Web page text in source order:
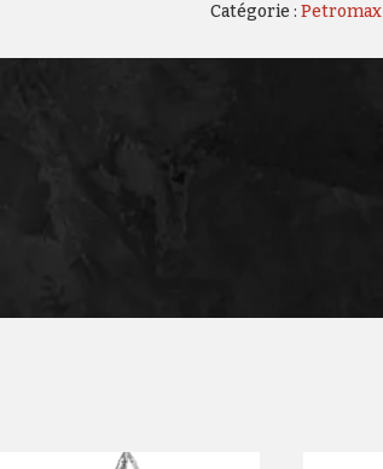
Catégorie : Petromax